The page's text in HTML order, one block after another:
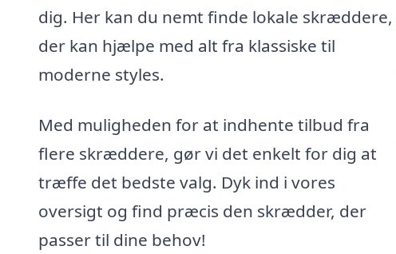
dig. Her kan du nemt finde lokale skræddere,
der kan hjælpe med alt fra klassiske til
moderne styles.
Med muligheden for at indhente tilbud fra
flere skræddere, gør vi det enkelt for dig at
træffe det bedste valg. Dyk ind i vores
oversigt og find præcis den skrædder, der
passer til dine behov!